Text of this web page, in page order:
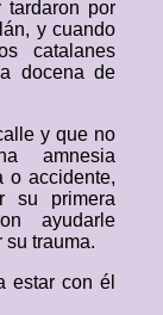
por
y cuando
catalanes
docena de
y que no
amnesia
o accidente,
su primera
ayudarle
trauma.
estar con él